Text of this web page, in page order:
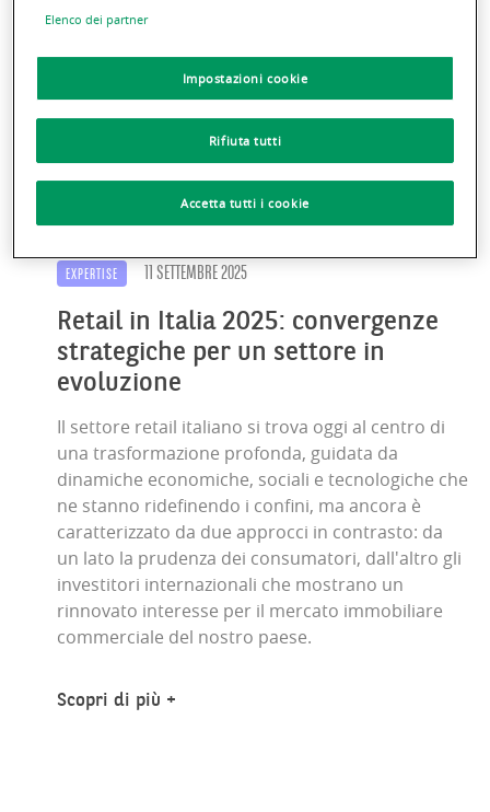
EXPERTISE 11 SETTEMBRE 2025
Retail in Italia 2025: convergenze
strategiche per un settore in
evoluzione
Il settore retail italiano si trova oggi al centro di
una trasformazione profonda, guidata da
dinamiche economiche, sociali e tecnologiche che
ne stanno ridefinendo i confini, ma ancora è
caratterizzato da due approcci in contrasto: da
un lato la prudenza dei consumatori, dall'altro gli
investitori internazionali che mostrano un
rinnovato interesse per il mercato immobiliare
commerciale del nostro paese.
Scopri di più
Elenco dei partner
Impostazioni cookie
Rifiuta tutti
Accetta tutti i cookie